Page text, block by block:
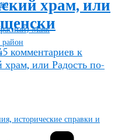
Маяк
исторические справки и
храм, или
5 комментариев к
или Радость по-